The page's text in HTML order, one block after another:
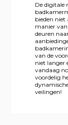
De digitale
bieden niet
manier
deuren
van de
niet langer
vandaag
voordelig
veilingen!